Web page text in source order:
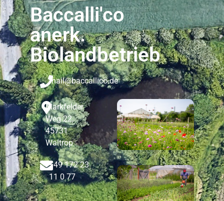
Baccalli'co
anerk.
Biolandbetrieb
mail@baccallico.de
Markfelder
Weg 22,
45731
Waltrop
+49 172 23
11 0 77